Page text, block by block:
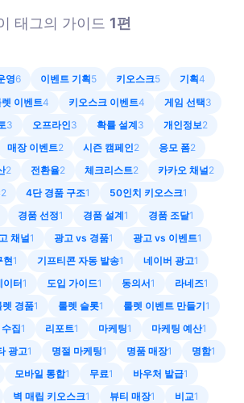
태그의 가이드 1편
영6 이벤트 기획5 키오스크5 기획4
렛 이벤트4 키오스크 이벤트4 게임 선택3
3 오프라인3 확률 설계3 개인정보2
매장 이벤트2 시즌 캠페인2 응모 폼2
2 전환율2 체크리스트2 카카오 채널2
2 4단 경품 구조1 50인치 키오스크1
경품 선정1 경품 설계1 경품 조달1
채널1 광고 vs 경품1 광고 vs 이벤트1
현1 기프티콘 자동 발송1 네이버 광고1
이터1 도입 가이드1 동의서1 라네즈1
렛 경품1 룰렛 슬롯1 룰렛 이벤트 만들기1
집1 리포트1 마케팅1 마케팅 예산1
광고1 명절 마케팅1 명품 매장1 명함1
모바일 통합1 무료1 바우처 발급1
벽 매립 키오스크1 뷰티 매장1 비교1